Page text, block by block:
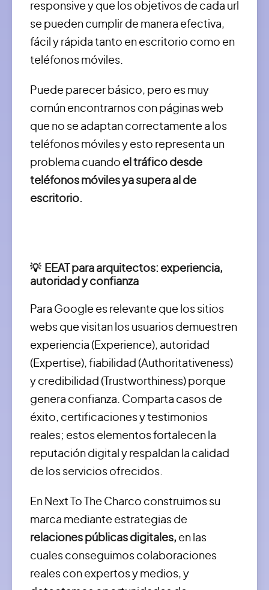
responsive y que los objetivos de cada url
se pueden cumplir de manera efectiva,
fácil y rápida tanto en escritorio como en
teléfonos móviles.
Puede parecer básico, pero es muy
común encontrarnos con páginas web
que no se adaptan correctamente a los
teléfonos móviles y esto representa un
problema cuando el tráfico desde
teléfonos móviles ya supera al de
escritorio.
💡 EEAT para arquitectos: experiencia,
autoridad y confianza
Para Google es relevante que los sitios
webs que visitan los usuarios demuestren
experiencia (Experience), autoridad
(Expertise), fiabilidad (Authoritativeness)
y credibilidad (Trustworthiness) porque
genera confianza. Comparta casos de
éxito, certificaciones y testimonios
reales; estos elementos fortalecen la
reputación digital y respaldan la calidad
de los servicios ofrecidos.
En Next To The Charco construimos su
marca mediante estrategias de
relaciones públicas digitales, en las
cuales conseguimos colaboraciones
reales con expertos y medios, y